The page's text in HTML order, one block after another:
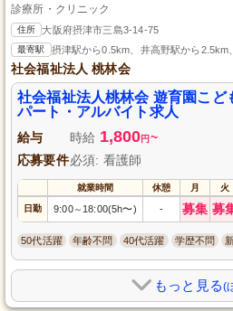
診療所・クリニック
住所 大阪府摂津市三島3-14-75
最寄駅 摂津駅から0.5km、井高野駅から2.5km
社会福祉法人 桃林会
社会福祉法人桃林会 遊育園こど
パート・アルバイト求人
給与 時給 1,800円 ~
応募要件必須: 看護師
就業時間 休憩 月 火
日勤 9:00～ 18:00(5h〜) - 募集 募
50代活躍 年齢不問 40代活躍 学歴不問
もっと見る(